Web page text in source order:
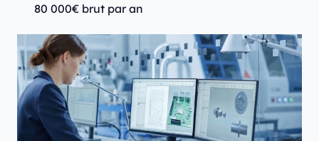
80 000€ brut par an